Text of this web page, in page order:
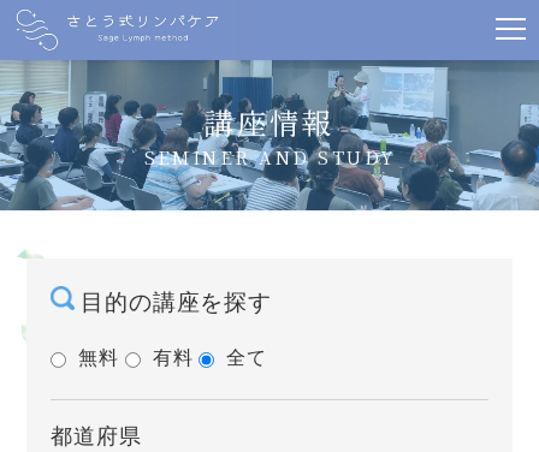
講座情報
SEMINER AND STUDY
目的の講座を探す
無料 有料 全て
都道府県